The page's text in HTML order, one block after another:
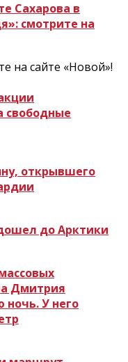
Сахарова в
смотрите на
на сайте «Новой»!
свободные
открывшего
до Арктики
Дмитрия
ночь. У него